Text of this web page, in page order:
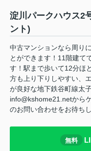
淀川パークハウス2
ント)
中古マンションなら周り
とができます！11階建て
す！駅まで歩いて12分ほ
方も上り下りしやすい、
が良好な地下鉄谷町線太
info@kshome21.netから
のお問い合わせをお待ち
無料